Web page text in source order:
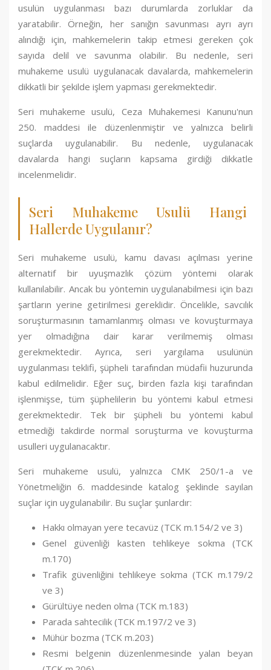
usulün uygulanması bazı durumlarda zorluklar da
yaratabilir. Örneğin, her sanığın savunması ayrı ayrı
alındığı için, mahkemelerin takip etmesi gereken çok
sayıda delil ve savunma olabilir. Bu nedenle, seri
muhakeme usulü uygulanacak davalarda, mahkemelerin
dikkatli bir şekilde işlem yapması gerekmektedir.
Seri muhakeme usulü, Ceza Muhakemesi Kanunu'nun
250. maddesi ile düzenlenmiştir ve yalnızca belirli
suçlarda uygulanabilir. Bu nedenle, uygulanacak
davalarda hangi suçların kapsama girdiği dikkatle
incelenmelidir.
Seri Muhakeme Usulü Hangi
Hallerde Uygulanır?
Seri muhakeme usulü, kamu davası açılması yerine
alternatif bir uyuşmazlık çözüm yöntemi olarak
kullanılabilir. Ancak bu yöntemin uygulanabilmesi için bazı
şartların yerine getirilmesi gereklidir. Öncelikle, savcılık
soruşturmasının tamamlanmış olması ve kovuşturmaya
yer olmadığına dair karar verilmemiş olması
gerekmektedir. Ayrıca, seri yargılama usulünün
uygulanması teklifi, şüpheli tarafından müdafii huzurunda
kabul edilmelidir. Eğer suç, birden fazla kişi tarafından
işlenmişse, tüm şüphelilerin bu yöntemi kabul etmesi
gerekmektedir. Tek bir şüpheli bu yöntemi kabul
etmediği takdirde normal soruşturma ve kovuşturma
usulleri uygulanacaktır.
Seri muhakeme usulü, yalnızca CMK 250/1-a ve
Yönetmeliğin 6. maddesinde katalog şeklinde sayılan
suçlar için uygulanabilir. Bu suçlar şunlardır:
Hakkı olmayan yere tecavüz (TCK m.154/2 ve 3)
Genel güvenliği kasten tehlikeye sokma (TCK
m.170)
Trafik güvenliğini tehlikeye sokma (TCK m.179/2
ve 3)
Gürültüye neden olma (TCK m.183)
Parada sahtecilik (TCK m.197/2 ve 3)
Mühür bozma (TCK m.203)
Resmi belgenin düzenlenmesinde yalan beyan